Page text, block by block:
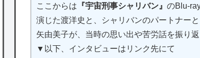
ここからは 『宇宙刑事シャリバン』 のBlu-
演じた渡洋史と、シャリバンのパートナー
矢由美子が、当時の思い出や苦労話を振り
▼以下、インタビューはリンク先にて